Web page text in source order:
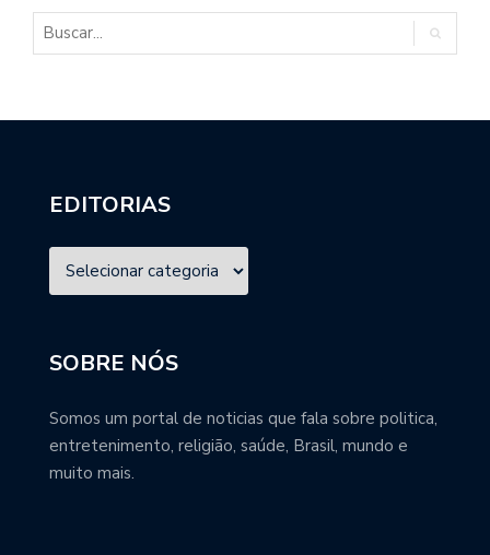
EDITORIAS
SOBRE NÓS
Somos um portal de noticias que fala sobre politica,
entretenimento, religião, saúde, Brasil, mundo e
muito mais.